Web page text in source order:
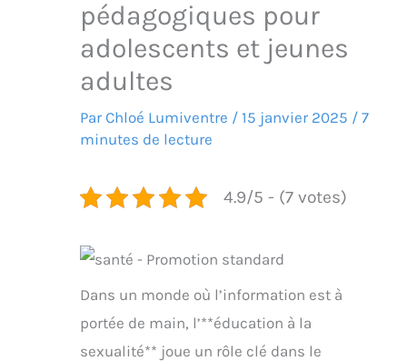
pédagogiques pour
adolescents et jeunes
adultes
Par Chloé Lumiventre / 15 janvier 2025 / 7
minutes de lecture
4.9/5 - (7 votes)
Dans un monde où l’information est à
portée de main, l’**éducation à la
sexualité** joue un rôle clé dans le